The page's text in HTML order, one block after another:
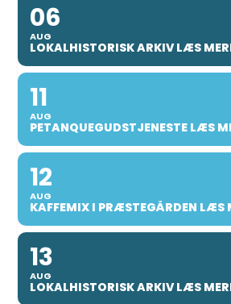
06
AUG
LOKALHISTORISK ARKIV LÆS
11
AUG
PETANQUEGUDSTJENESTE LÆS
12
AUG
KAFFEMIX I PRÆSTEGÅRDEN LÆS
13
AUG
LOKALHISTORISK ARKIV LÆS